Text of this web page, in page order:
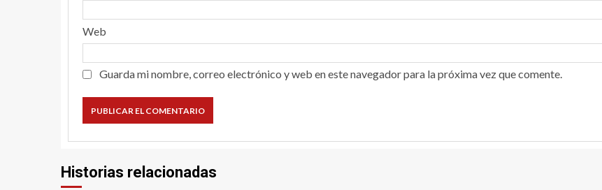
Web
Guarda mi nombre, correo electrónico y web en este navegador para la próxima vez que comente.
Historias relacionadas